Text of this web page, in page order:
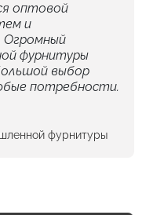
оптовой
и
Огромный
фурнитуры
выбор
потребности.
фурнитуры